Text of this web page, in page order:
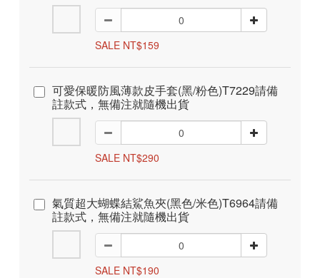
SALE NT$159
可愛保暖防風薄款皮手套(黑/粉色)T7229請備
註款式，無備注就隨機出貨
SALE NT$290
氣質超大蝴蝶結鯊魚夾(黑色/米色)T6964請備
註款式，無備注就隨機出貨
SALE NT$190